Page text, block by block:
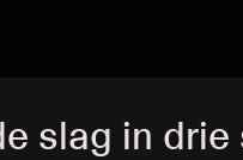
slag in drie